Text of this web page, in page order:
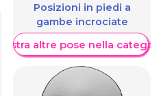
Posizioni in piedi a
gambe incrociate
Mostra altre pose nella